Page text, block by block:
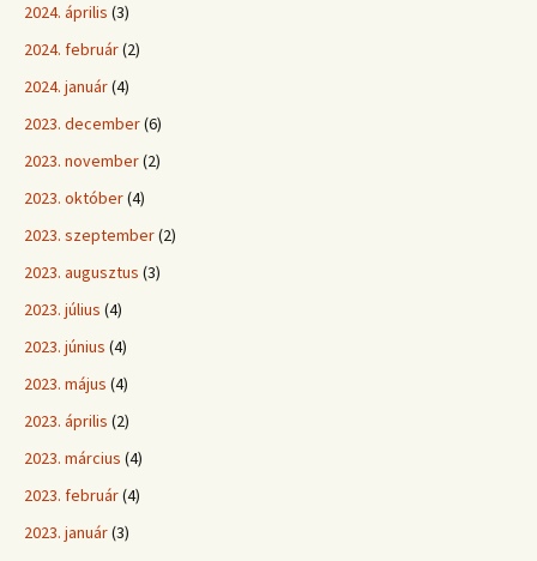
2024. április (3)
2024. február(2)
2024. január(4)
2023. december(6)
2023. november(2)
2023. október(4)
2023. szeptember(2)
2023. augusztus (3)
2023. július (4)
2023. június (4)
2023. május (4)
2023. április (2)
2023. március (4)
2023. február(4)
2023. január(3)